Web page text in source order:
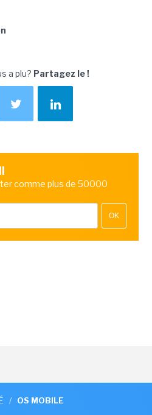
a plu? Partagez le !
comme plus de 50000
OK
/ OS MOBILE